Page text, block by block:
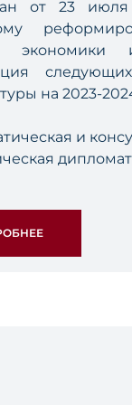
от 23
экономики и
на 2023-
и